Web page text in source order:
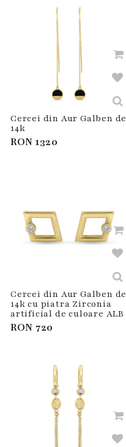
Cercei din Aur Galben de
14k
RON1320
Cercei din Aur Galben de
14k cu piatra Zirconia
artificial de culoare ALB
RON 720